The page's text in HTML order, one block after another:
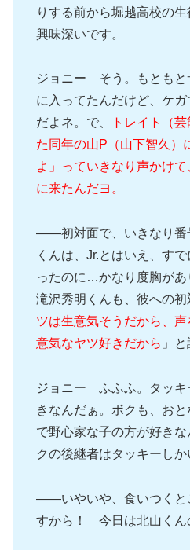
りする前から堀越高校の
興味深いです。
ジョニー そう。もともと
に入ってたんだけど、ケ
だよネ。で、
トレイト（
た同年の山P（山下智久）
よ」っていきなり声かけ
に来たんだヨ。
――初対面で、いきなり
くんは、Jr.とはいえ、す
ったのに…かなり度胸があ
滝沢秀明くんも、彼への初
ツは生意気そうだから、
意気なヤツ好きだから 」
ジョニー ふふふ。タッキ
きなんだぁ。ボクも、お
で野心家な子の方が好き
クの後継者はタッキーしか
――いやいや、食いつくと
すから！ 今日は北山くん